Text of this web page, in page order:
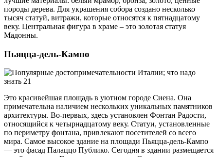
породы дерева. Для украшения собора создано несколько
тысяч статуй, витражи, которые относятся к пятнадцатому
веку. Центральная фигура в храме – это золотая статуя
Мадонны.
Пьяцца-дель-Кампо
Это красивейшая площадь в уютном городе Сиена. Она
примечательна наличием нескольких уникальных памятников
архитектуры. Во-первых, здесь установлен Фонтан Радости,
относящийся к четырнадцатому веку. Статуи, установленные
по периметру фонтана, привлекают посетителей со всего
мира. Самое высокое здание на площади Пьяцца-дель-Кампо
— это фасад Палаццо Публико. Сегодня в здании размещается